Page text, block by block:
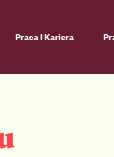
Praca I Kariera